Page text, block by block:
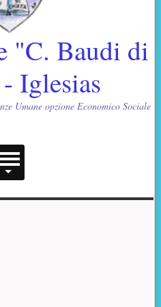
"C. Baudi di
Iglesias
Umane opzione Economico Sociale
principale